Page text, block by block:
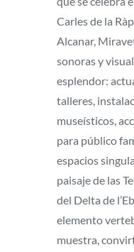
Carles de la
Alcanar,
sonoras y
esplendor:
talleres,
museísticos,
para público
espacios
paisaje de las
del Delta de
elemento
muestra,